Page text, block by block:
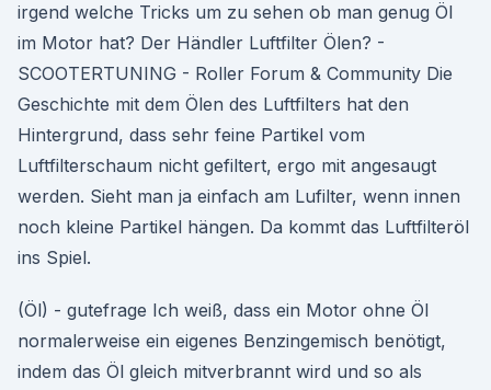
irgend welche Tricks um zu sehen ob man genug Öl
im Motor hat? Der Händler Luftfilter Ölen? -
SCOOTERTUNING - Roller Forum & Community Die
Geschichte mit dem Ölen des Luftfilters hat den
Hintergrund, dass sehr feine Partikel vom
Luftfilterschaum nicht gefiltert, ergo mit angesaugt
werden. Sieht man ja einfach am Lufilter, wenn innen
noch kleine Partikel hängen. Da kommt das Luftfilteröl
ins Spiel.
(Öl) - gutefrage Ich weiß, dass ein Motor ohne Öl
normalerweise ein eigenes Benzingemisch benötigt,
indem das Öl gleich mitverbrannt wird und so als